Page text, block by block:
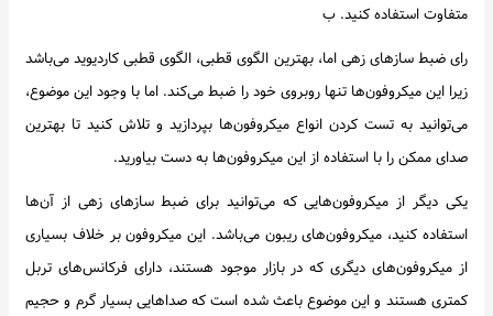
متفاوت استفاده کنید. ب
رای ضبط سازهای زهی اما، بهترین الگوی قطبی، الگوی قطبی کاردیوید می‌باشد
زیرا این میکروفون‌ها تنها روبروی خود را ضبط می‌کند. اما با وجود این موضوع،
می‌توانید به تست کردن انواع میکروفون‌ها بپردازید و تلاش کنید تا بهترین
صدای ممکن را با استفاده از این میکروفون‌ها به دست بیاورید.
یکی دیگر از میکروفون‌هایی که می‌توانید برای ضبط سازهای زهی از آن‌ها
استفاده کنید، میکروفون‌های ریبون می‌باشد. این میکروفون بر خلاف بسیاری
از میکروفون‌های دیگری که در بازار موجود هستند، دارای فرکانس‌های تربل
کمتری هستند و این موضوع باعث شده است که صداهایی بسیار گرم و حجیم